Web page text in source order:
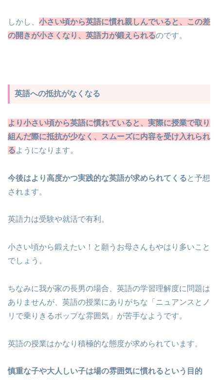
しかし、 小さい頃から英語に慣れ親しんでいると、この差
の開きが小さくなり、英語力が鍛えられるのです。
英語への抵抗がなくなる
より小さい頃から英語に慣れていると、実際に授業で取り
組んだ際に抵抗が少なく、スムーズに内容を受け入れられ
るようになります。
今後はより高度かつ実践的な英語が求められてくる と予想
されます。
英語力は受験や就活で有利。
小さい頃から鍛えたい！と願うお母さんもやはり多いこと
でしょう。
ちなみに我が家の長男の場合、英語の学習理解度に問題は
ありませんが、英語の授業にありがちな「ニュアンスとノ
リで乗りきるポップな雰囲気」が苦手なようです。
英語の授業はかなり積極的な態度が求められています。
慎重な子や大人しい子は場の雰囲気に慣れるという目的